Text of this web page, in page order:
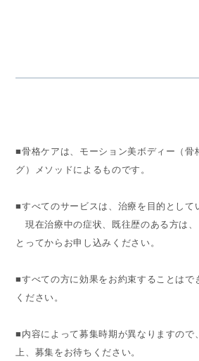
■骨格ケアは、モーション美ボディー（骨
グ）メソッドによるものです。
■すべてのサービスは、治療を目的として
現在治療中の症状、既往歴のある方は
とってからお申し込みください。
■すべての方に効果をお約束することはで
ください。
■内容によって募集時期が異なりますので
上、募集をお待ちください。